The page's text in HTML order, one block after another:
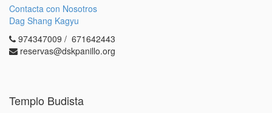
Contacta con Nosotros
Dag Shang Kagyu
974347009 / 671642443
reservas@dskpanillo.org
Templo Budista